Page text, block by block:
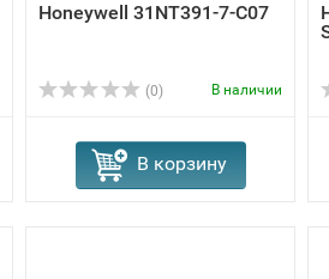
Honeywell 31NT391-7-C07
(0) В наличии
В корзину